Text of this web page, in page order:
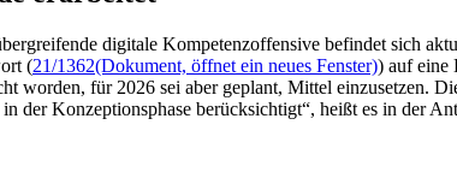
digitale Kompetenzoffensive befindet sich
(21/1362(Dokument, öffnet ein neues Fenster)) auf eine
worden, für 2026 sei aber geplant, Mittel einzusetzen.
der Konzeptionsphase berücksichtigt“, heißt es in der